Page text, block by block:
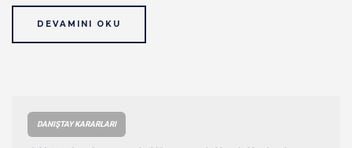
DEVAMINI OKU
DANIŞTAY KARARLARI